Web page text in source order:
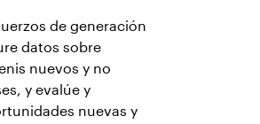
de generación
datos sobre
nuevos y no
y evalúe y
nuevas y